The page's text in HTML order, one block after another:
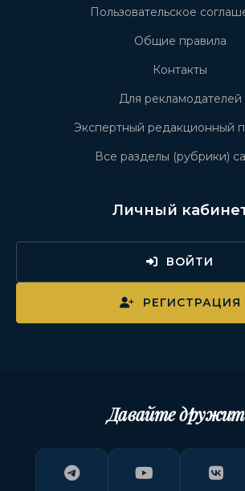
Пользовательское
Общие правила
Контакты
Для рекламодателей
Экспертный редакционный
Все разделы (рубрики)
Личный
ВОЙТИ
РЕГИСТРАЦИЯ
Давайте